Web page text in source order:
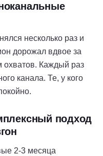
несколько раз и
дорожал вдвое за
охватов. Каждый раз
канала. Те, у кого
подход
2-3 месяца